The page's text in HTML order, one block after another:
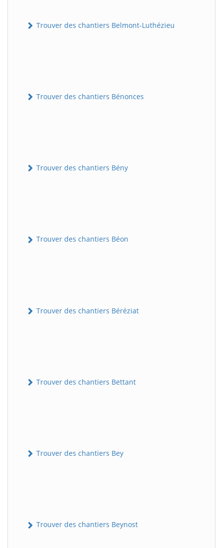
Trouver des chantiers Belmont-Luthézieu
Trouver des chantiers Bénonces
Trouver des chantiers Bény
Trouver des chantiers Béon
Trouver des chantiers Béréziat
Trouver des chantiers Bettant
Trouver des chantiers Bey
Trouver des chantiers Beynost